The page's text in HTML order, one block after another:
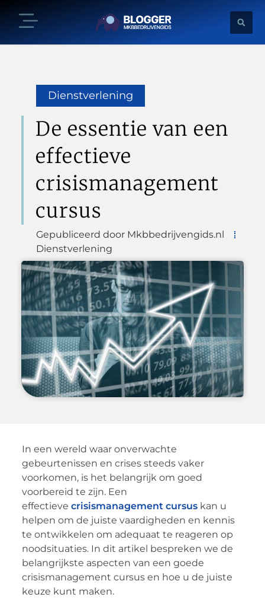
Dienstverlening
De essentie van een
effectieve
crisismanagement
cursus
Gepubliceerd door Mkbbedrijvengids.nl
Dienstverlening
In een wereld waar onverwachte
gebeurtenissen en crises steeds vaker
voorkomen, is het belangrijk om goed
voorbereid te zijn. Een
effectieve crisismanagement cursuskan u
helpen om de juiste vaardigheden en kennis
te ontwikkelen om adequaat te reageren op
noodsituaties. In dit artikel bespreken we de
belangrijkste aspecten van een goede
crisismanagement cursus en hoe u de juiste
keuze kunt maken.